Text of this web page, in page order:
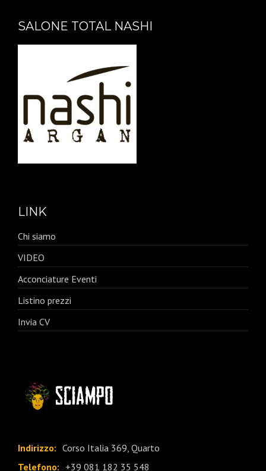
SALONE TOTAL NASHI
LINK
Chi siamo
VIDEO
Acconciature Eventi
Listino prezzi
Invia CV
Indirizzo: Corso Italia 369, Quarto
Telefono: +39 081 182 35 548